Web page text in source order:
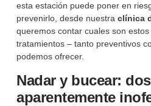
esta estación puede poner en
prevenirlo, desde nuestraclínica
queremos contar cuales son
tratamientos – tanto preventivos
podemos ofrecer.
Nadar y bucear:
aparentemente